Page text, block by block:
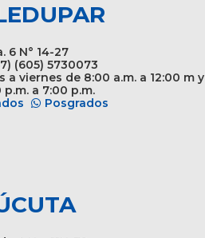
6 N° 14-27
(605) 5730073
viernes de 8:00 a.m. a 12:00 m y
p.m. a 7:00 p.m.
Posgrados